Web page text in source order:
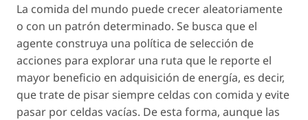
La comida del mundo puede crecer aleatoriamente
o con un patrón determinado. Se busca que el
agente construya una política de selección de
acciones para explorar una ruta que le reporte el
mayor beneficio en adquisición de energía, es decir,
que trate de pisar siempre celdas con comida y evite
pasar por celdas vacías. De esta forma, aunque las